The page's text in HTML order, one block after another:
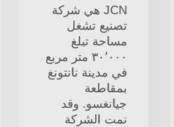
JCN هي شركة
تصنيع تشغل
مساحة تبلغ
٣٠٬٠٠٠ متر مربع
في مدينة نانتونغ
بمقاطعة
جيانغسو. وقد
نمت الشركة